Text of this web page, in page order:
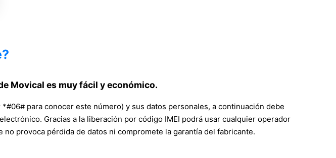
Movical es muy fácil y económico.
para conocer este número) y sus datos personales, a continuación debe
Gracias a la liberación por código IMEI podrá usar cualquier operador
provoca pérdida de datos ni compromete la garantía del fabricante.